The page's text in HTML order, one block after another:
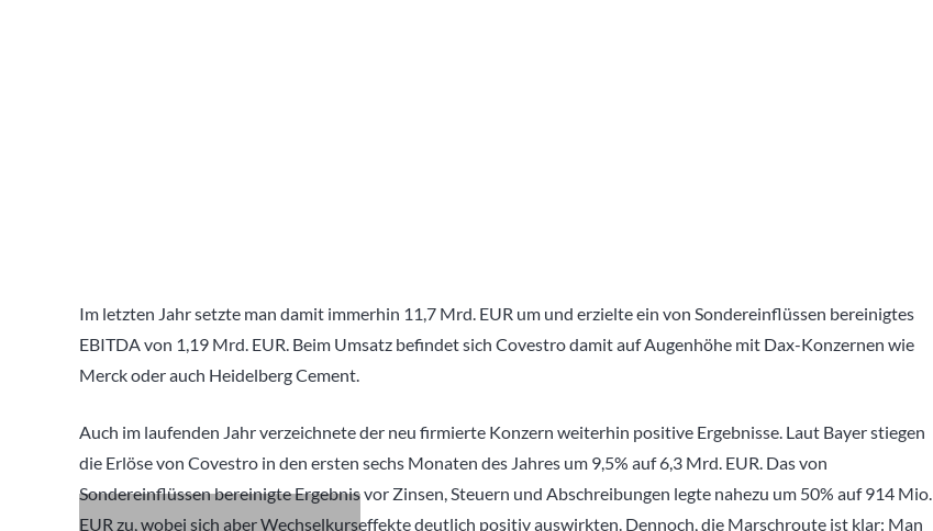
Im letzten Jahr setzte man damit immerhin 11,7 Mrd. EUR um und erzielte ein von Sondereinflüssen bereinigtes
EBITDA von 1,19 Mrd. EUR. Beim Umsatz befindet sich Covestro damit auf Augenhöhe mit Dax-Konzernen wie
Merck oder auch Heidelberg Cement.
Auch im laufenden Jahr verzeichnete der neu firmierte Konzern weiterhin positive Ergebnisse. Laut Bayer stiegen
die Erlöse von Covestro in den ersten sechs Monaten des Jahres um 9,5% auf 6,3 Mrd. EUR. Das von
Sondereinflüssen bereinigte Ergebnis vor Zinsen, Steuern und Abschreibungen legte nahezu um 50% auf 914 Mio.
EUR zu, wobei sich aber Wechselkurseffekte deutlich positiv auswirkten. Dennoch, die Marschroute ist klar: Man